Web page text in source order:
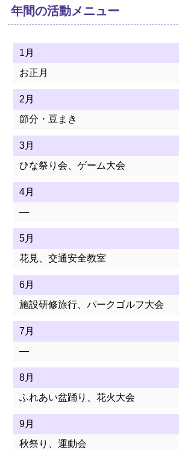
スケジュール
法人TOP
法人の紹介
ご利用者様へ
広報誌きずなの郷
研修・教育
リンク
求人情報
わかふじ寮歳時記
年間の活動メニュー
1月
お正月
2月
節分・豆まき
3月
ひな祭り会、ゲーム大会
4月
—
5月
花見、交通安全教室
6月
施設研修旅行、パークゴルフ大会
7月
—
8月
ふれあい盆踊り、花火大会
9月
秋祭り、運動会